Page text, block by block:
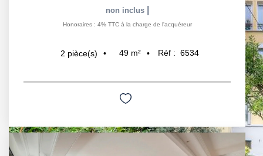
non inclus
Honoraires : 4% TTC à la charge de l'acquéreur
2 pièce(s) 49 m² Réf : 6534